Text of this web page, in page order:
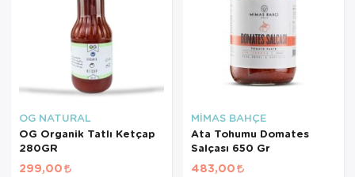
OG NATURAL
OG Organik Tatlı Ketçap
280GR
299,00
MİMAS BAHÇE
Ata Tohumu Domates
Salçası 650 Gr
483,00